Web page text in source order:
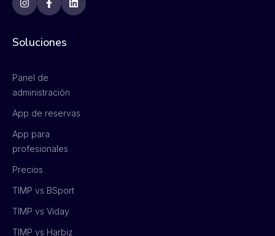
Soluciones
Panel de
administración
App de reservas
App para
profesionales
Precios
TIMP vs BSport
TIMP vs Viday
TIMP vs Harbiz